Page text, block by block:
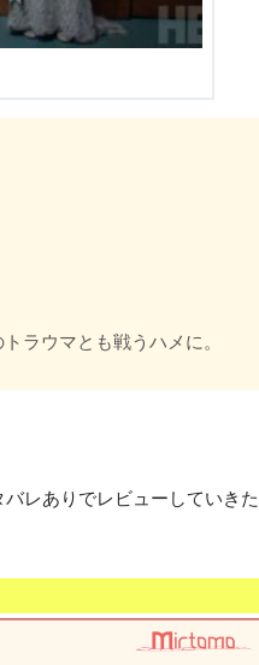
ラウマとも戦うハメに。
レありでレビューしていきた